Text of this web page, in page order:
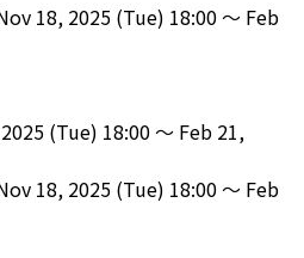
18, 2025 (Tue) 18:00 ～ Feb
(Tue) 18:00 ～ Feb 21,
18, 2025 (Tue) 18:00 ～ Feb